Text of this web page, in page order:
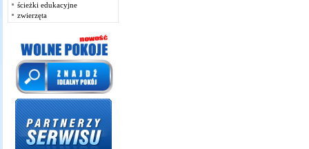
ścieżki edukacyjne
zwierzęta